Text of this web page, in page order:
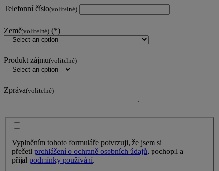
Telefonní číslo(volitelné)
Země(volitelné)
Produkt zájmu(volitelné)
Zpráva(volitelné)
Vyplněním tohoto formuláře potvrzuji, že jsem si
přečetl prohlášení o ochraně osobních údajů, pochopil a
přijal podmínky používání.